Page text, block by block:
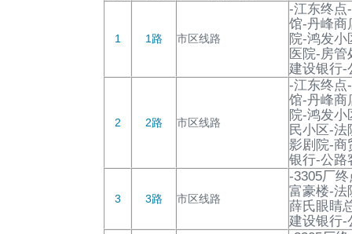
1 1路 市区线路
-江东终点
馆-丹峰商
院-鸿发
医院-房
建设银行-
2 2路 市区线路
-江东终点
馆-丹峰商
院-鸿发
民小区-
影剧院-商
银行-公路
3 3路 市区线路
-3305厂
富豪楼-法
薛氏眼睛
建设银行-